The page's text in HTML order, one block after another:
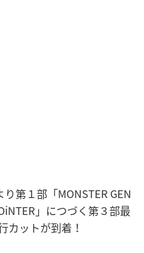
り第１部「MONSTER GEN
」につづく第３部最
カットが到着！